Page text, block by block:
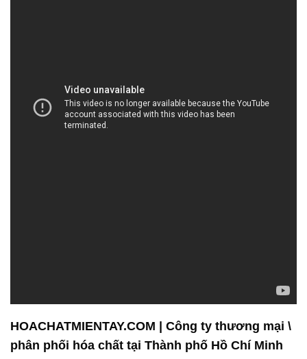
HOACHATMIENTAY.COM | Công ty thương mại \
phân phối hóa chất tại Thành phố Hồ Chí Minh